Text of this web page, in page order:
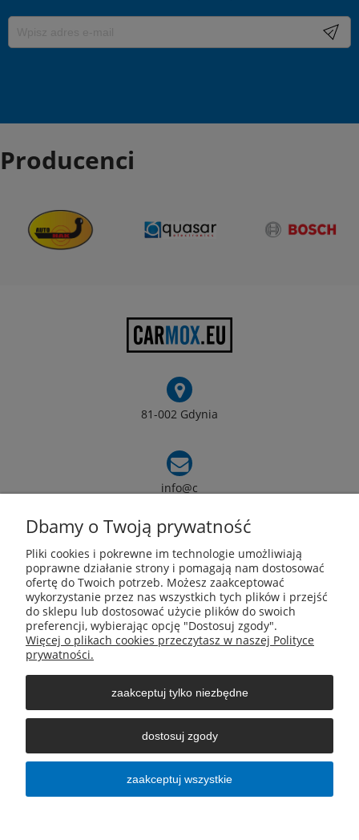
Producenci
81-002 Gdynia
info@c
Pomoc
Moje konto
Płatności i dostawa
Informacje
O nas
Dbamy o Twoją prywatność
Pliki cookies i pokrewne im technologie umożliwiają
poprawne działanie strony i pomagają nam dostosować
ofertę do Twoich potrzeb. Możesz zaakceptować
wykorzystanie przez nas wszystkich tych plików i przejść
do sklepu lub dostosować użycie plików do swoich
preferencji, wybierając opcję "Dostosuj zgody".
Więcej o plikach cookies przeczytasz w naszej Polityce
prywatności.
zaakceptuj tylko niezbędne
dostosuj zgody
zaakceptuj wszystkie